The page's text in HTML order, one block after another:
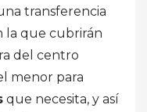
transferencia
la que cubrirán
del centro
menor para
que necesita, y así